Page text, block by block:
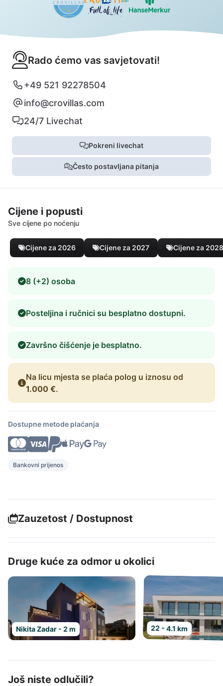
Rado ćemo vas savjetovati!
+49 521 92278504
info@crovillas.com
24/7 Livechat
Pokreni livechat
Često postavljana pitanja
Cijene i popusti
Sve cijene po noćenju
Cijene za 2026 Cijene za 2027 Cijene za 2028
8 (+2) osoba
Posteljina i ručnici su besplatno dostupni.
Završno čišćenje je besplatno.
Na licu mjesta se plaća polog u iznosu od
1.000 €.
Dostupne metode plaćanja
Bankovni prijenos
Zauzetost / Dostupnost
Druge kuće za odmor u okolici
Nikita Zadar - 2 m 22 - 4.1 km
Još niste odlučili?